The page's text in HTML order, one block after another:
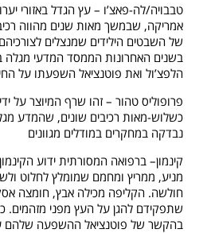
טבבויה/לה-פאצ’ו – עץ הגדל באזורי
אמריקה, שבמשך מאות שנים מהווה
של השבטים הילידים שמנצלים
בשנים האחרונות הממסד המדעי מגלה
הלפצ’ול ואת פוטנציאל השפעתו על
פרופוליס טהור – זהו שרף המיוצר על
כשלוש-מאות רכיבים שונים, שהמדע מגלה
נבדקה במחקרים במודלים מגוונים
קינמון– ברפואה המסורתית ידוע
מניע, ממריץ ומחמם שמומלץ לחלוט
חולשה. הקליפה מכילה אבץ, חומצה
שתפקידם להגן על העץ מפני מזהמים.
בהקשר של פוטנציאל ההשפעה שלהם